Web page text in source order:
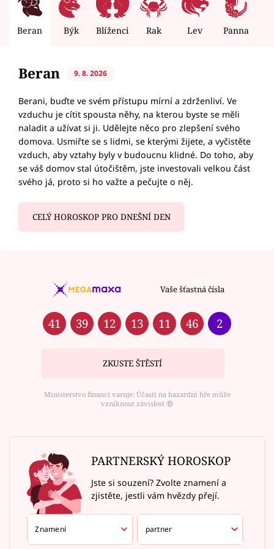
Beran Býk Blíženci Rak Lev Panna
Beran 9. 8. 2026
Berani, buďte ve svém přístupu mírní a zdrženliví. Ve
vzduchu je cítit spousta něhy, na kterou byste se měli
naladit a užívat si ji. Udělejte něco pro zlepšení svého
domova. Usmiřte se s lidmi, se kterými žijete, a vyčistěte
vzduch, aby vztahy byly v budoucnu klidné. Do toho, aby
se váš domov stal útočištěm, jste investovali velkou část
svého já, proto si ho važte a pečujte o něj.
CELÝ HOROSKOP PRO DNEŠNÍ DEN
Vaše šťastná čísla
41 39 12 13 11 46 2
ZKUSTE ŠTĚSTÍ
Ministerstvo financí varuje: Účastí na hazardní hře může
vzniknout závislost ⑱
PARTNERSKÝ HOROSKOP
Jste si souzení? Zvolte znamení a
zjistěte, jestli vám hvězdy přejí.